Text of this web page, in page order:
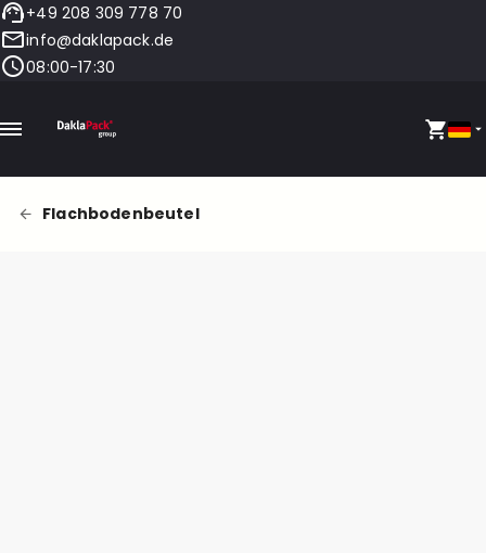
+49 208 309 778 70
info@daklapack.de
08:00-17:30
Flachbodenbeutel